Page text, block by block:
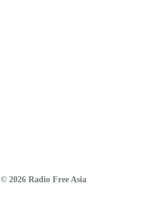
© 2026 Radio Free Asia